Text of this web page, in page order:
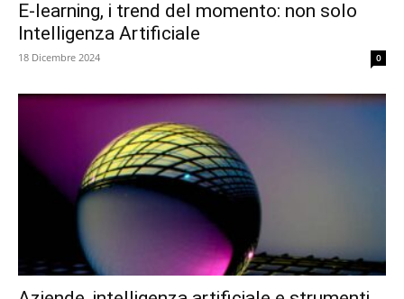
E-learning, i trend del momento: non solo
Intelligenza Artificiale
18 Dicembre 2024 0